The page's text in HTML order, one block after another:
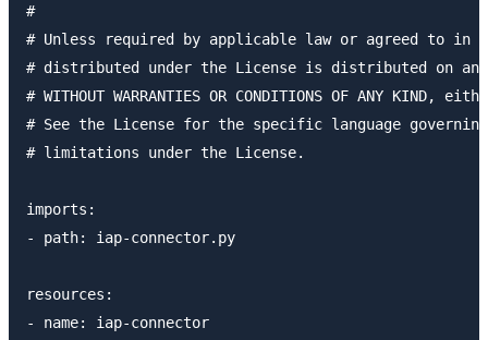
#
# Unless required by applicable law or agreed to in
# distributed under the License is distributed on an
# WITHOUT WARRANTIES OR CONDITIONS OF ANY
# See the License for the specific language
# limitations under the License.
imports:
- path: iap-connector.py
resources:
- name: iap-connector